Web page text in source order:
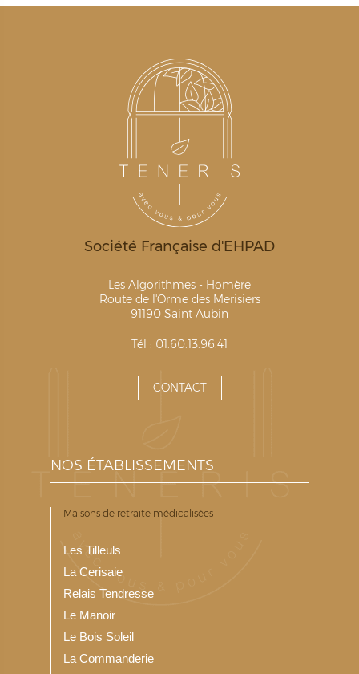
Société Française d'EHPAD
Les Algorithmes - Homère
Route de l'Orme des Merisiers
91190 Saint Aubin
Tél : 01.60.13.96.41
CONTACT
NOS ÉTABLISSEMENTS
Maisons de retraite médicalisées
Les Tilleuls
La Cerisaie
Relais Tendresse
Le Manoir
Le Bois Soleil
La Commanderie